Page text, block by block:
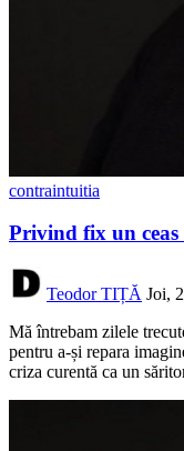
contraintuitia
Privind fix un ceas
Teodor TIȚĂ Joi,
Mă întrebam zilele
pentru a-și repara
criza curentă ca un